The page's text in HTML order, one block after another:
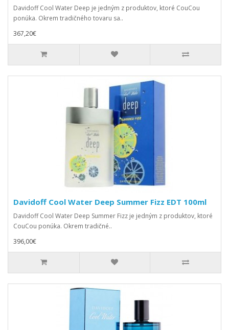
Davidoff Cool Water Deep je jedným z produktov, ktoré CouCou
ponúka. Okrem tradičného tovaru sa..
367,20€
Davidoff Cool Water Deep Summer Fizz EDT 100ml
Davidoff Cool Water Deep Summer Fizz je jedným z produktov, ktoré
CouCou ponúka. Okrem tradičné..
396,00€